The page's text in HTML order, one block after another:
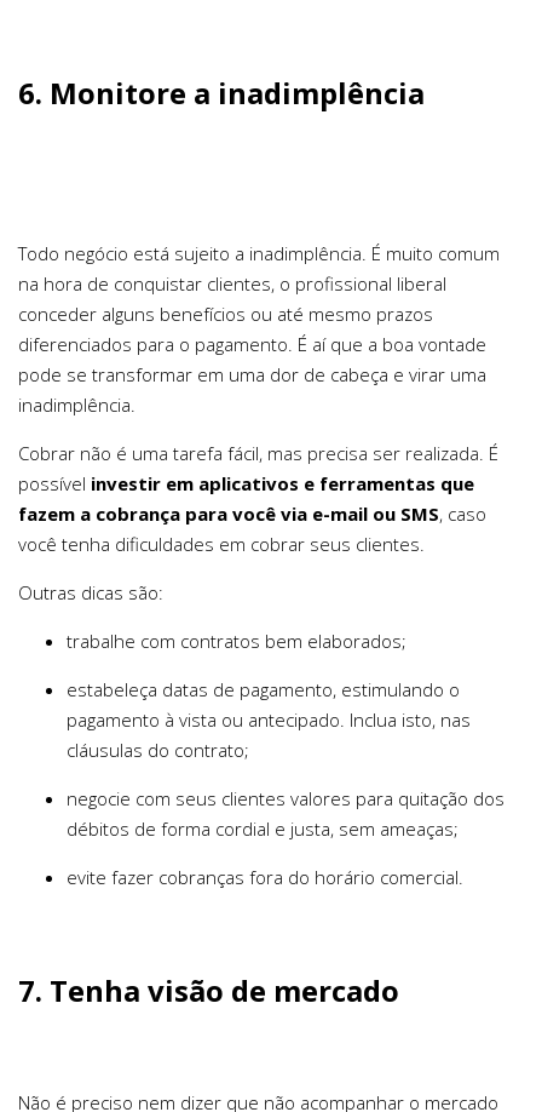
6. Monitore a inadimplência
Todo negócio está sujeito a inadimplência. É muito comum
na hora de conquistar clientes, o profissional liberal
conceder alguns benefícios ou até mesmo prazos
diferenciados para o pagamento. É aí que a boa vontade
pode se transformar em uma dor de cabeça e virar uma
inadimplência.
Cobrar não é uma tarefa fácil, mas precisa ser realizada. É
possível investir em aplicativos e ferramentas que
fazem a cobrança para você via e-mail ou SMS, caso
você tenha dificuldades em cobrar seus clientes.
Outras dicas são:
trabalhe com contratos bem elaborados;
estabeleça datas de pagamento, estimulando o
pagamento à vista ou antecipado. Inclua isto, nas
cláusulas do contrato;
negocie com seus clientes valores para quitação dos
débitos de forma cordial e justa, sem ameaças;
evite fazer cobranças fora do horário comercial.
7. Tenha visão de mercado
Não é preciso nem dizer que não acompanhar o mercado